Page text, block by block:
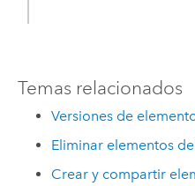
Temas relacionados
Versiones de
Eliminar elementos
Crear y compartir